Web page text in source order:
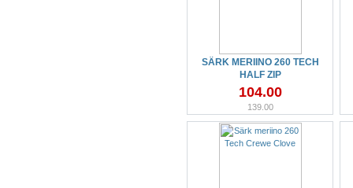
SÄRK MERIINO 260 TECH
HALF ZIP
104.00
139.00